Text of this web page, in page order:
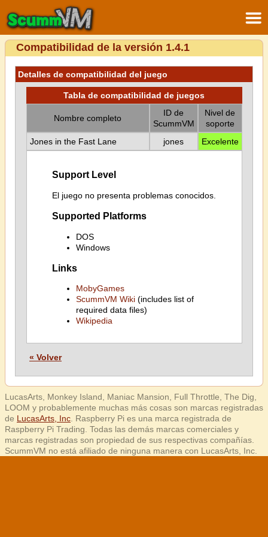
Compatibilidad de la versión 1.4.1
Detalles de compatibilidad del juego
Tabla de compatibilidad de juegos
Nombre completo
ID de
ScummVM
Nivel de
soporte
Jones in the Fast Lane
jones Excelente
Support Level
El juego no presenta problemas conocidos.
Supported Platforms
DOS
Windows
Links
MobyGames
ScummVM Wiki(includes list of
required data files)
Wikipedia
« Volver
LucasArts, Monkey Island, Maniac Mansion, Full Throttle, The Dig,
LOOM y probablemente muchas más cosas son marcas registradas
de LucasArts, Inc . Raspberry Pi es una marca registrada de
Raspberry Pi Trading. Todas las demás marcas comerciales y
marcas registradas son propiedad de sus respectivas compañías.
ScummVM no está afiliado de ninguna manera con LucasArts, Inc.